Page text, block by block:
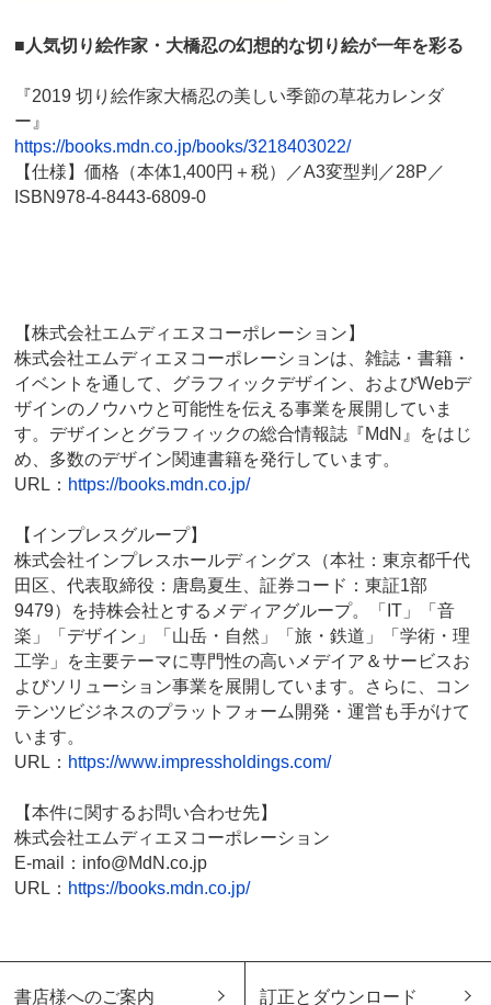
■人気切り絵作家・大橋忍の幻想的な切り絵が一年を彩る
『2019 切り絵作家大橋忍の美しい季節の草花カレンダ
ー』
https://books.mdn.co.jp/books/3218403022/
【仕様】価格（本体1,400円＋税）／A3変型判／28P／
ISBN978-4-8443-6809-0
【株式会社エムディエヌコーポレーション】
株式会社エムディエヌコーポレーションは、雑誌・書籍・
イベントを通して、グラフィックデザイン、およびWebデ
ザインのノウハウと可能性を伝える事業を展開していま
す。デザインとグラフィックの総合情報誌『MdN』をはじ
め、多数のデザイン関連書籍を発行しています。
URL： https://books.mdn.co.jp/
【インプレスグループ】
株式会社インプレスホールディングス（本社：東京都千代
田区、代表取締役：唐島夏生、証券コード：東証1部
9479）を持株会社とするメディアグループ。「IT」「音
楽」「デザイン」「山岳・自然」「旅・鉄道」「学術・理
工学」を主要テーマに専門性の高いメデイア＆サービスお
よびソリューション事業を展開しています。さらに、コン
テンツビジネスのプラットフォーム開発・運営も手がけて
います。
URL： https://www.impressholdings.com/
【本件に関するお問い合わせ先】
株式会社エムディエヌコーポレーション
E-mail：info@MdN.co.jp
URL： https://books.mdn.co.jp/
書店様へのご案内 訂正とダウンロード